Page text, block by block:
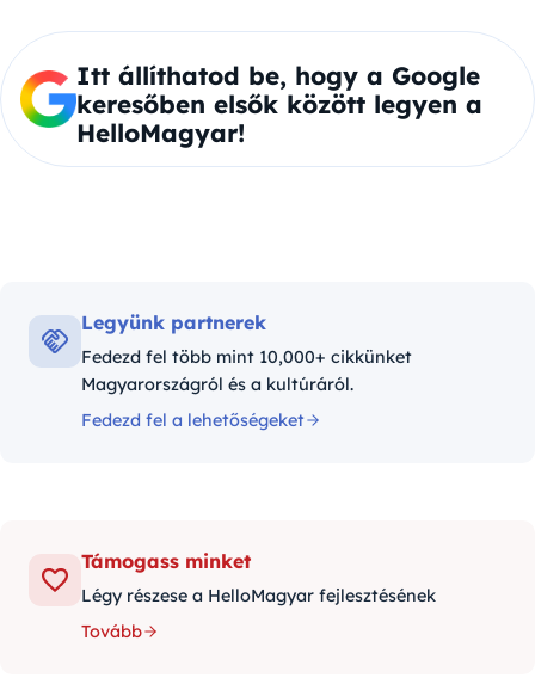
Itt állíthatod be, hogy a Google
keresőben elsők között legyen a
HelloMagyar!
Legyünk partnerek
Fedezd fel több mint 10,000+ cikkünket
Magyarországról és a kultúráról.
Fedezd fel a lehetőségeket
Támogass minket
Légy részese a HelloMagyar fejlesztésének
Tovább